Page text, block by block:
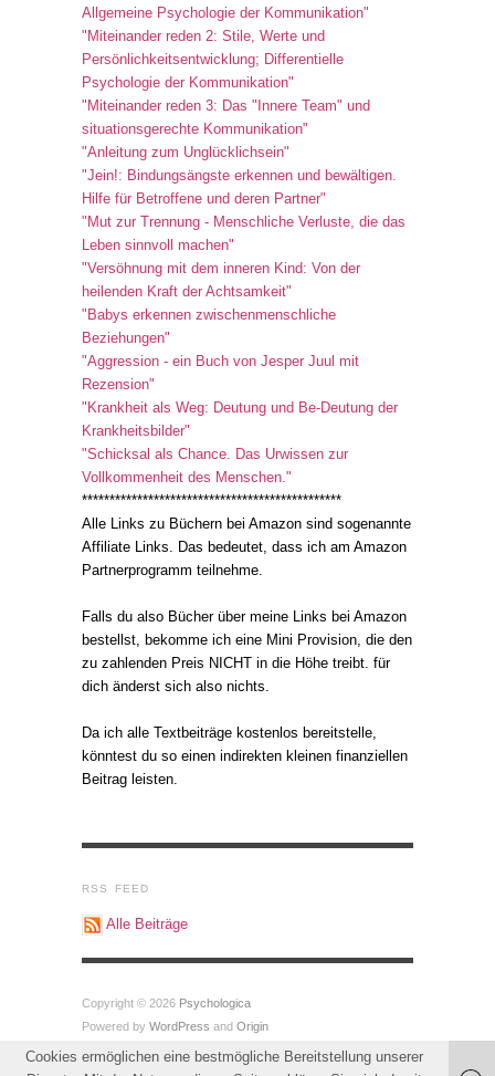
Allgemeine Psychologie der Kommunikation"
"Miteinander reden 2: Stile, Werte und
Persönlichkeitsentwicklung; Differentielle
Psychologie der Kommunikation"
"Miteinander reden 3: Das "Innere Team" und
situationsgerechte Kommunikation"
"Anleitung zum Unglücklichsein"
"Jein!: Bindungsängste erkennen und bewältigen.
Hilfe für Betroffene und deren Partner"
"Mut zur Trennung - Menschliche Verluste, die das
Leben sinnvoll machen"
"Versöhnung mit dem inneren Kind: Von der
heilenden Kraft der Achtsamkeit"
"Babys erkennen zwischenmenschliche
Beziehungen"
"Aggression - ein Buch von Jesper Juul mit
Rezension"
"Krankheit als Weg: Deutung und Be-Deutung der
Krankheitsbilder"
"Schicksal als Chance. Das Urwissen zur
Vollkommenheit des Menschen."
***********************************************
Alle Links zu Büchern bei Amazon sind sogenannte
Affiliate Links. Das bedeutet, dass ich am Amazon
Partnerprogramm teilnehme.
Falls du also Bücher über meine Links bei Amazon
bestellst, bekomme ich eine Mini Provision, die den
zu zahlenden Preis NICHT in die Höhe treibt. für
dich änderst sich also nichts.
Da ich alle Textbeiträge kostenlos bereitstelle,
könntest du so einen indirekten kleinen finanziellen
Beitrag leisten.
RSS FEED
Alle Beiträge
Copyright © 2026 Psychologica
Powered by WordPress and Origin
Cookies ermöglichen eine bestmögliche Bereitstellung unserer